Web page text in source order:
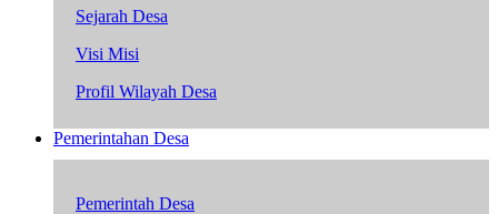
Sejarah Desa
Visi Misi
Profil Wilayah Desa
Pemerintahan Desa
Pemerintah Desa